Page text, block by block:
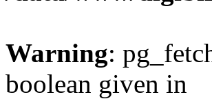
Warning:
boolean given in